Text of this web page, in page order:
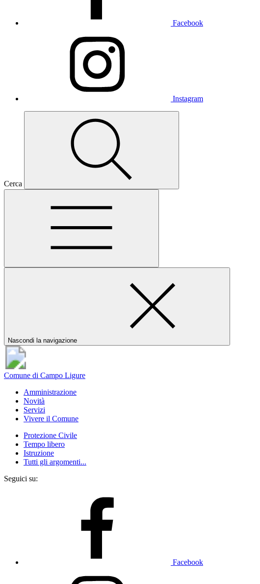
Facebook
Instagram
Cerca
Nascondi la navigazione
Comune di Campo Ligure
Amministrazione
Novità
Servizi
Vivere il Comune
Protezione Civile
Tempo libero
Istruzione
Tutti gli argomenti...
Seguici su:
Facebook